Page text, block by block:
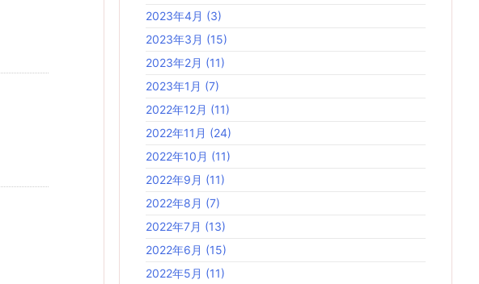
2023年4月 (3)
2023年3月 (15)
2023年2月 (11)
2023年1月 (7)
2022年12月 (11)
2022年11月 (24)
2022年10月 (11)
2022年9月 (11)
2022年8月 (7)
2022年7月 (13)
2022年6月 (15)
2022年5月 (11)